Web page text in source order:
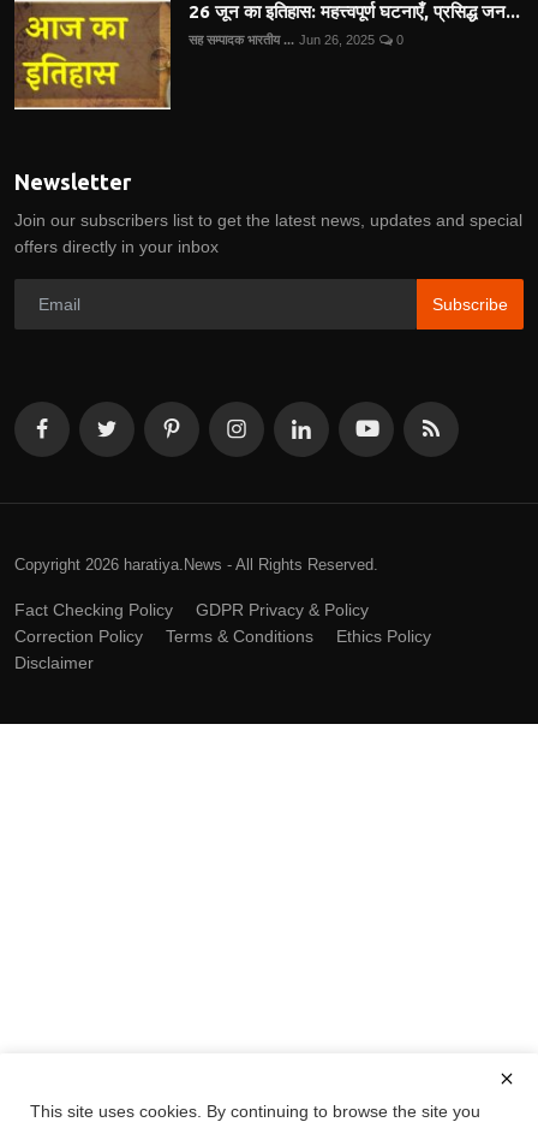
26 जून का इतिहास: महत्त्वपूर्ण घटनाएँ, प्रसिद्ध जन...
सह सम्पादक भारतीय ... Jun 26, 2025 0
Newsletter
Join our subscribers list to get the latest news, updates and special
offers directly in your inbox
Subscribe
Copyright 2026 haratiya.News - All Rights Reserved.
Fact Checking Policy
GDPR Privacy & Policy
Correction Policy
Terms & Conditions
Ethics Policy
Disclaimer
This site uses cookies. By continuing to browse the site you